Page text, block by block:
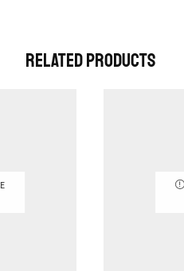
Related Products